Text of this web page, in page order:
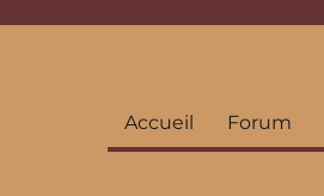
Accueil Forum